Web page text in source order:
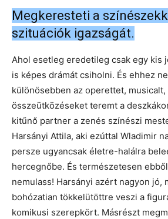
Megkeresteti a
szituációk igazságát.
Ahol esetleg eredetileg csak egy kis
is képes drámát csiholni. És ehhez
különösebben az operettet, musicalt,
összeütközéseket teremt a
kitűnő partner a zenés színészi
Harsányi Attila, aki ezúttal Wladimir
persze ugyancsak életre-halálra
hercegnőbe. És természetesen
nemulass! Harsányi azért nagyon jó,
bohózatian tökkelütöttre veszi a
komikusi szerepkört. Másrészt